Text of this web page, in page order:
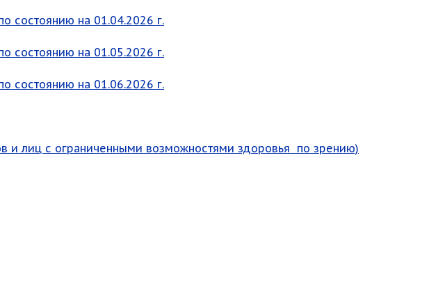
состоянию на 01.04.2026 г.
состоянию на 01.05.2026 г.
состоянию на 01.06.2026 г.
и лиц с ограниченными возможностями здоровья по зрению)